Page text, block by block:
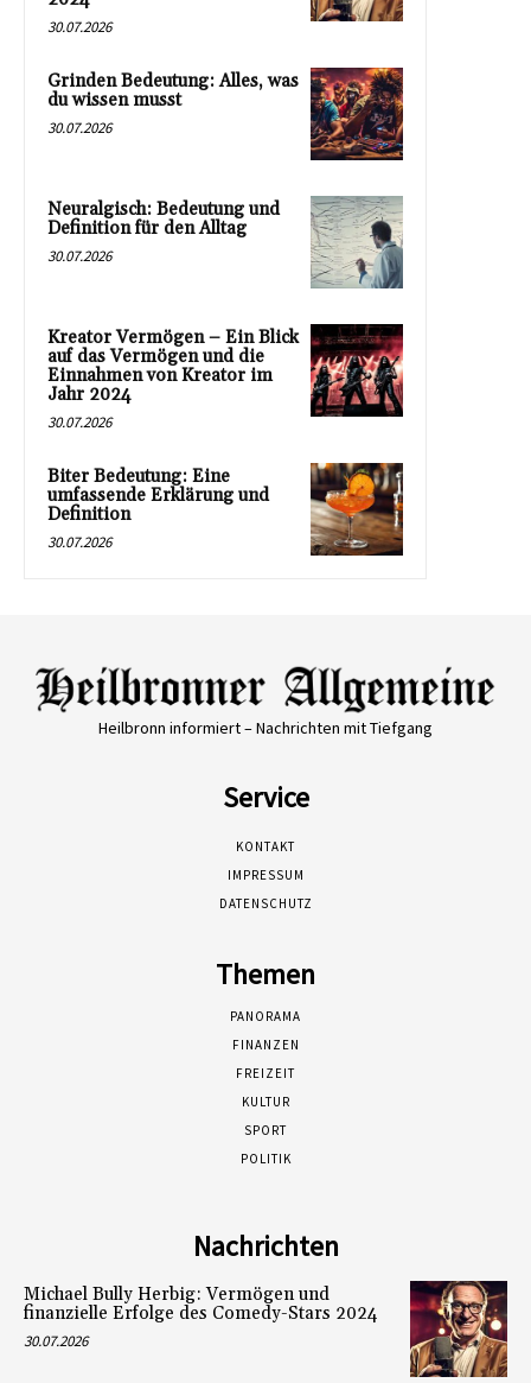
30.07.2026
Grinden Bedeutung: Alles, was
du wissen musst
30.07.2026
Neuralgisch: Bedeutung und
Definition für den Alltag
30.07.2026
Kreator Vermögen – Ein Blick
auf das Vermögen und die
Einnahmen von Kreator im
Jahr 2024
30.07.2026
Biter Bedeutung: Eine
umfassende Erklärung und
Definition
30.07.2026
Heilbronn informiert – Nachrichten mit Tiefgang
Service
KONTAKT
IMPRESSUM
DATENSCHUTZ
Themen
PANORAMA
FINANZEN
FREIZEIT
KULTUR
SPORT
POLITIK
Nachrichten
Michael Bully Herbig: Vermögen und
finanzielle Erfolge des Comedy-Stars 2024
30.07.2026